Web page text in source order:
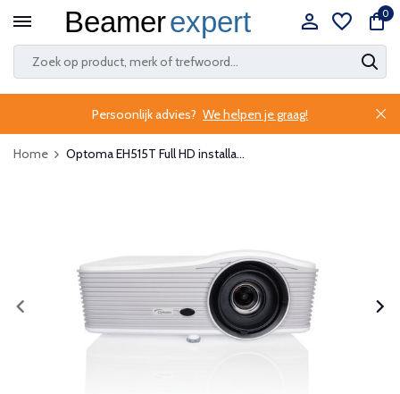
0
Persoonlijk advies? We helpen je graag!
Home Optoma EH515T Full HD installa...